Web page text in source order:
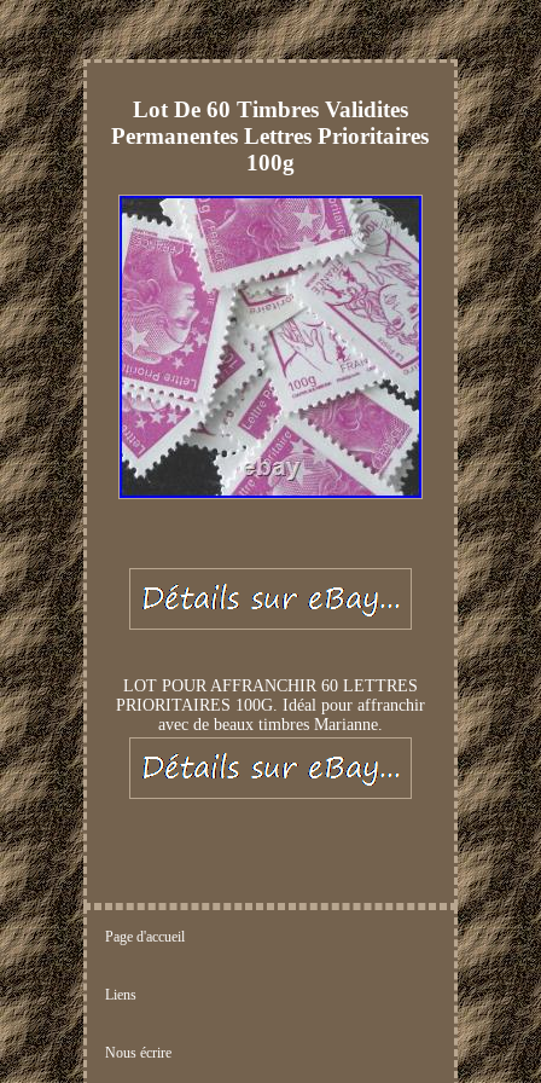
Lot De 60 Timbres Validites
Permanentes Lettres Prioritaires
100g
LOT POUR AFFRANCHIR 60 LETTRES
PRIORITAIRES 100G. Idéal pour affranchir
avec de beaux timbres Marianne.
Page d'accueil
Liens
Nous écrire